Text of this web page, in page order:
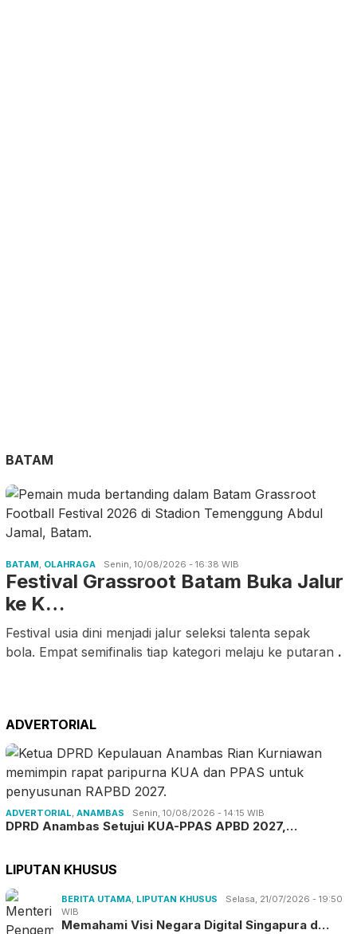
BATAM
BATAM, OLAHRAGA Senin, 10/08/2026 - 16:38 WIB
Festival Grassroot Batam Buka Jalur
ke K…
Festival usia dini menjadi jalur seleksi talenta sepak
bola. Empat semifinalis tiap kategori melaju ke putaran .
ADVERTORIAL
ADVERTORIAL, ANAMBAS Senin, 10/08/2026 - 14:15 WIB
DPRD Anambas Setujui KUA-PPAS APBD 2027,…
LIPUTAN KHUSUS
BERITA UTAMA, LIPUTAN KHUSUS
Selasa, 21/07/2026 - 19:50
WIB
Memahami Visi Negara Digital Singapura d…